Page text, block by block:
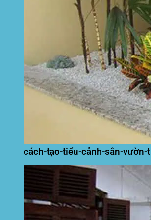
cách-tạo-tiểu-cảnh-sân-